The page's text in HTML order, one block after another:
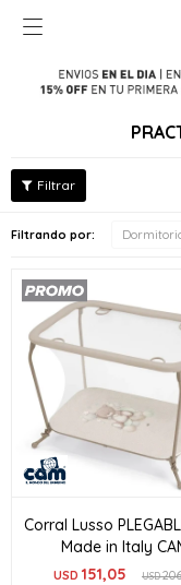

Filtrando por:
Corral Lusso
Made in Italy
USD 151,05 USD